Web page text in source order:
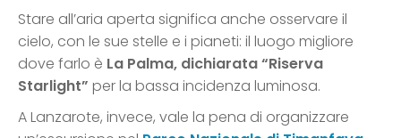
Stare all’aria aperta significa anche osservare il
cielo, con le sue stelle e i pianeti: il luogo migliore
dove farlo è La Palma, dichiarata “Riserva
Starlight” per la bassa incidenza luminosa.
A Lanzarote, invece, vale la pena di organizzare